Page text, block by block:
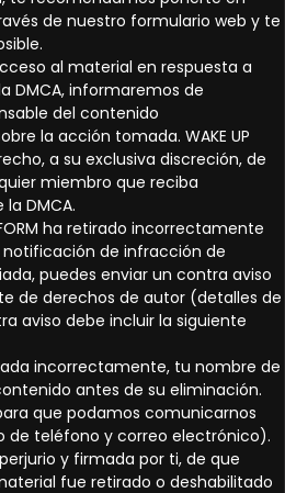
de nuestro formulario web y te
al material en respuesta a
DMCA, informaremos de
del contenido
la acción tomada. WAKE UP
a su exclusiva discreción, de
miembro que reciba
DMCA.
ha retirado incorrectamente
de infracción de
puedes enviar un contra aviso
de derechos de autor (detalles de
aviso debe incluir la siguiente
incorrectamente, tu nombre de
antes de su eliminación.
que podamos comunicarnos
de teléfono y correo electrónico).
y firmada por ti, de que
fue retirado o deshabilitado